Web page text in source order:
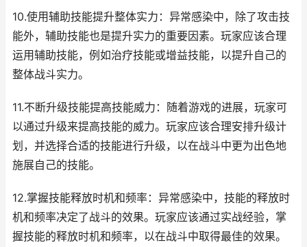
10.使用辅助技能提升整体实力：异常感染中，除了攻击技
能外，辅助技能也是提升实力的重要因素。玩家应该合理
运用辅助技能，例如治疗技能或增益技能，以提升自己的
整体战斗实力。
11.不断升级技能提高技能威力：随着游戏的进展，玩家可
以通过升级来提高技能的威力。玩家应该合理安排升级计
划，并选择合适的技能进行升级，以在战斗中更为出色地
施展自己的技能。
12.掌握技能释放时机和频率：异常感染中，技能的释放时
机和频率决定了战斗的效果。玩家应该通过实战经验，掌
握技能的释放时机和频率，以在战斗中取得最佳的效果。